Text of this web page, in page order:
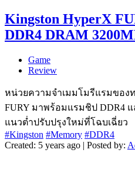
Kingston HyperX
DDR4 DRAM
Game
Review
หน่วยความจำเมมโมรีแรมของท
FURY มาพร้อมแรมชิป DDR4
แนวต่ำปรับปรุงใหม่ที่โฉบเฉี่ยว
#Kingston #Memory #DDR4
Created: 5 years ago | Posted by: